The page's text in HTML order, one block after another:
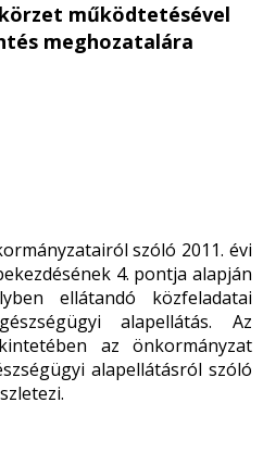
működtetésével
meghozatalára
szóló 2011. évi
4. pontja alapján
ellátandó közfeladatai
alapellátás. Az
az önkormányzat
alapellátásról szóló